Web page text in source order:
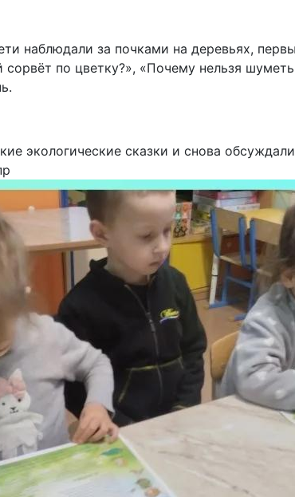
наблюдали за почками на деревьях,
по цветку?», «Почему нельзя шуметь
экологические сказки и снова обсуждали